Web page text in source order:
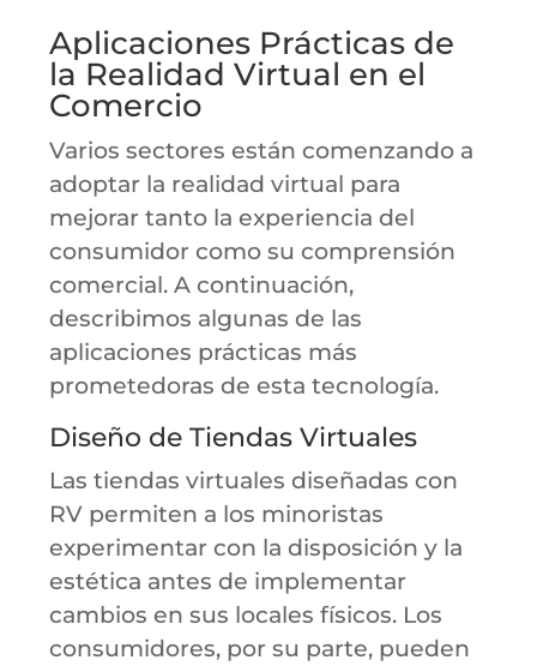
Aplicaciones Prácticas de
la Realidad Virtual en el
Comercio
Varios sectores están comenzando a
adoptar la realidad virtual para
mejorar tanto la experiencia del
consumidor como su comprensión
comercial. A continuación,
describimos algunas de las
aplicaciones prácticas más
prometedoras de esta tecnología.
Diseño de Tiendas Virtuales
Las tiendas virtuales diseñadas con
RV permiten a los minoristas
experimentar con la disposición y la
estética antes de implementar
cambios en sus locales físicos. Los
consumidores, por su parte, pueden